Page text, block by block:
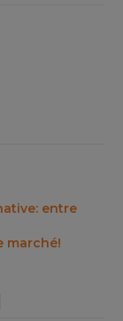
entre
marché!